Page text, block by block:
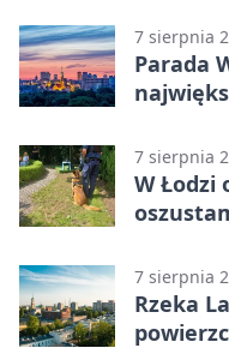
7 sierpnia
Parada
platform
7 sierpnia
W Łodzi
7 sierpnia
Rzeka